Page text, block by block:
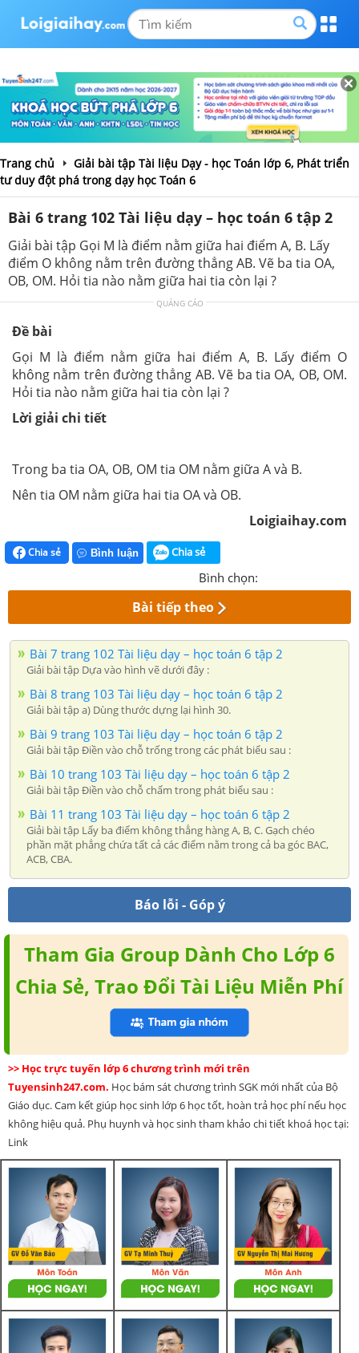
Trang chủ
Giải bài tập Tài liệu Dạy - học Toán lớp 6, Phát triển
tư duy đột phá trong dạy học Toán 6
Bài 6 trang 102 Tài liệu dạy – học toán 6 tập 2
Giải bài tập Gọi M là điểm nằm giữa hai điểm A, B. Lấy
điểm O không nằm trên đường thẳng AB. Vẽ ba tia OA,
OB, OM. Hỏi tia nào nằm giữa hai tia còn lại ?
QUẢNG CÁO
Đề bài
Gọi M là điểm nằm giữa hai điểm A, B. Lấy điểm O
không nằm trên đường thẳng AB. Vẽ ba tia OA, OB, OM.
Hỏi tia nào nằm giữa hai tia còn lại ?
Lời giải chi tiết
Trong ba tia OA, OB, OM tia OM nằm giữa A và B.
Nên tia OM nằm giữa hai tia OA và OB.
Loigiaihay.com
Chia sẻ Bình luận Chia sẻ
Bình chọn:
Bài tiếp theo
Bài 7 trang 102 Tài liệu dạy – học toán 6 tập 2
Giải bài tập Dựa vào hình vẽ dưới đây :
Bài 8 trang 103 Tài liệu dạy – học toán 6 tập 2
Giải bài tập a) Dùng thước dựng lại hình 30.
Bài 9 trang 103 Tài liệu dạy – học toán 6 tập 2
Giải bài tập Điền vào chỗ trống trong các phát biểu sau :
Bài 10 trang 103 Tài liệu dạy – học toán 6 tập 2
Giải bài tập Điền vào chỗ chấm trong phát biểu sau :
Bài 11 trang 103 Tài liệu dạy – học toán 6 tập 2
Giải bài tập Lấy ba điểm không thẳng hàng A, B, C. Gạch chéo
phần mặt phẳng chứa tất cả các điểm nằm trong cả ba góc BAC,
ACB, CBA.
Báo lỗi - Góp ý
Tham Gia Group Dành Cho Lớp 6
Chia Sẻ, Trao Đổi Tài Liệu Miễn Phí
>> Học trực tuyến lớp 6 chương trình mới trên
Tuyensinh247.com. Học bám sát chương trình SGK mới nhất của Bộ
Giáo dục. Cam kết giúp học sinh lớp 6 học tốt, hoàn trả học phí nếu học
không hiệu quả. Phụ huynh và học sinh tham khảo chi tiết khoá học tại:
Link